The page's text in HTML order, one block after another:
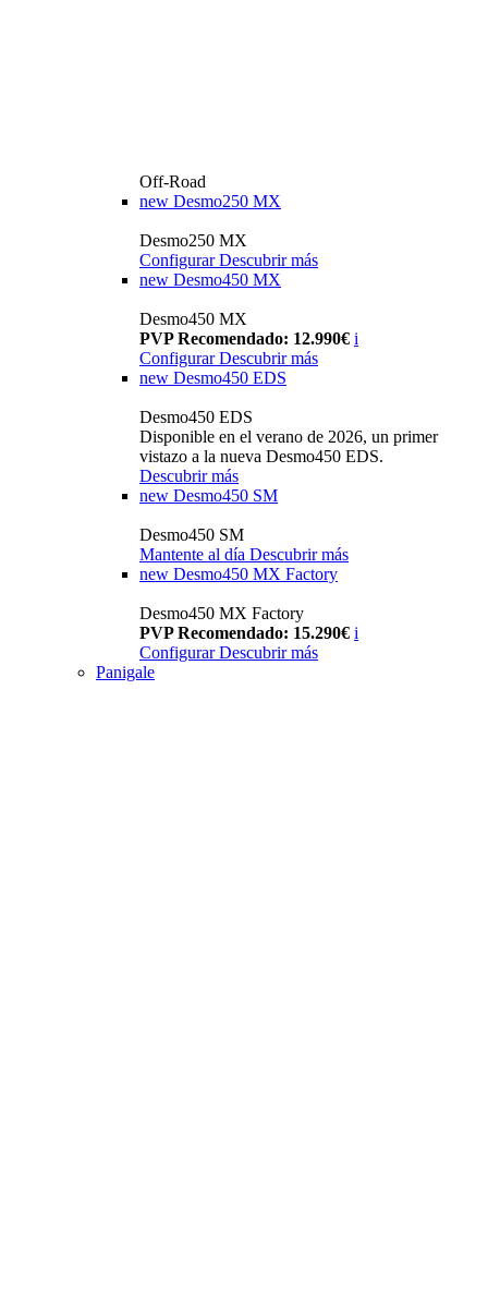
Off-Road
new Desmo250 MX
Desmo250 MX
Configurar Descubrir más
new Desmo450 MX
Desmo450 MX
PVP Recomendado: 12.990€ i
Configurar Descubrir más
new Desmo450 EDS
Desmo450 EDS
Disponible en el verano de 2026, un primer
vistazo a la nueva Desmo450 EDS.
Descubrir más
new Desmo450 SM
Desmo450 SM
Mantente al día Descubrir más
new Desmo450 MX Factory
Desmo450 MX Factory
PVP Recomendado: 15.290€ i
Configurar Descubrir más
Panigale